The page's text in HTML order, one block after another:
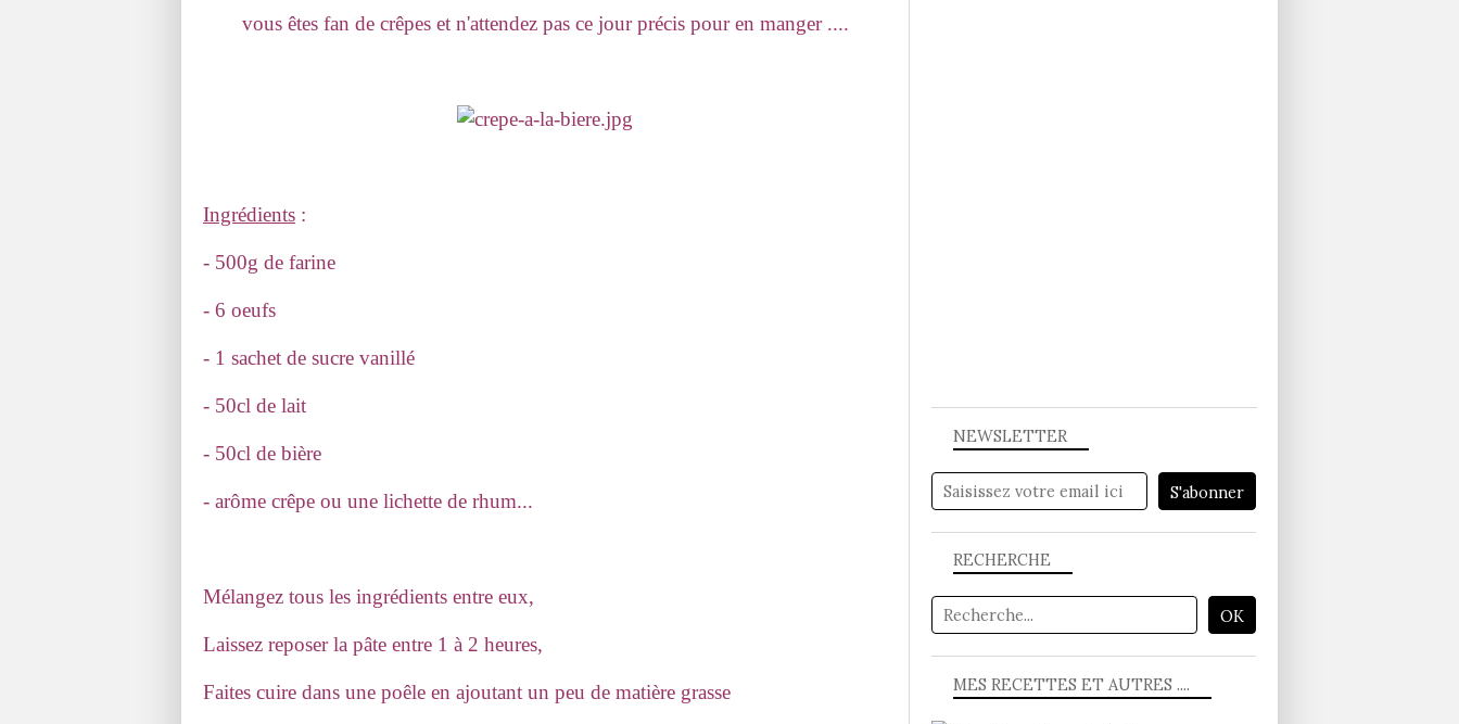
vous êtes fan de crêpes et n'attendez pas ce jour précis pour en manger ....
Ingrédients :
- 500g de farine
- 6 oeufs
- 1 sachet de sucre vanillé
- 50cl de lait
- 50cl de bière
- arôme crêpe ou une lichette de rhum...
Mélangez tous les ingrédients entre eux,
Laissez reposer la pâte entre 1 à 2 heures,
Faites cuire dans une poêle en ajoutant un peu de matière grasse
NEWSLETTER
RECHERCHE
MES RECETTES ET AUTRES ....